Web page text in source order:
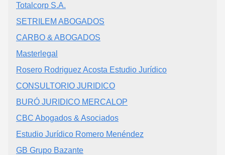
Totalcorp S.A.
SETRILEM ABOGADOS
CARBO & ABOGADOS
Masterlegal
Rosero Rodriguez Acosta Estudio Jurídico
CONSULTORIO JURIDICO
BURÓ JURIDICO MERCALOP
CBC Abogados & Asociados
Estudio Jurídico Romero Menéndez
GB Grupo Bazante